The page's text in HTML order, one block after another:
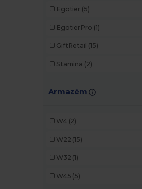
Egotier (5)
EgotierPro (1)
GiftRetail (15)
Stamina (2)
Armazém
W4 (2)
W22 (15)
W32 (1)
W45 (5)